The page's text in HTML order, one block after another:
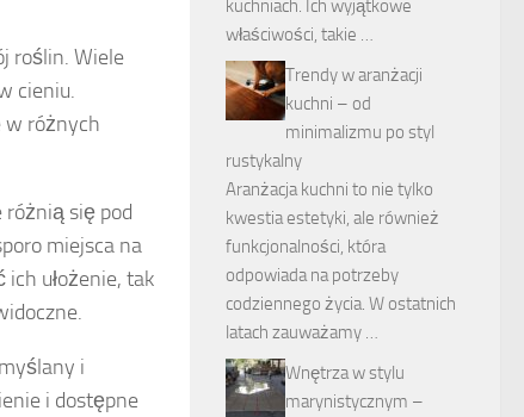
roślin. Wiele
cieniu.
w różnych
różnią się pod
miejsca na
ułożenie, tak
i
i dostępne
kuchniach. Ich wyjątkowe
właściwości, takie …
Trendy w aranżacji
kuchni – od
minimalizmu po styl
rustykalny
Aranżacja kuchni to nie tylko
kwestia estetyki, ale również
funkcjonalności, która
odpowiada na potrzeby
codziennego życia. W ostatnich
latach zauważamy …
Wnętrza w stylu
marynistycznym –